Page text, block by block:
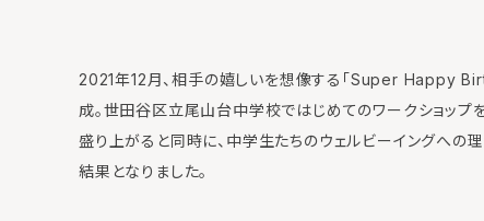
2021年12月、相手の嬉しいを想像する「Super Happy
成。世田谷区立尾山台中学校ではじめてのワークショップ
盛り上がると同時に、中学生たちのウェルビーイングへの
結果となりました。